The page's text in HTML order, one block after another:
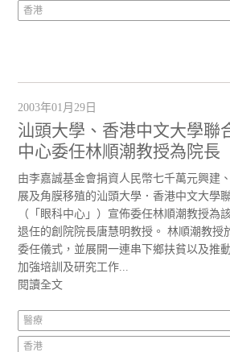
香港
2003年01月29日
汕頭大學、香港中文大學聯
中心委任林順潮教授為院長
由李嘉誠基金會捐資人民幣七千萬元興建
展及角膜移殖的汕頭大學．香港中文大學
（「眼科中心」）宣佈委任林順潮教授為
退任的創院院長唐慧明教授。 林順潮教授
委任儀式，並展開一連串下鄉扶貧以及推
加強培訓及研究工作...
閱讀全文
醫療
香港